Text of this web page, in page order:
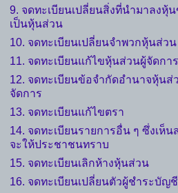
9. จดทะเบียนเปลี่ยนสิ่งที่นำมาลงหุ้
เป็นหุ้นส่วน
10. จดทะเบียนเปลี่ยนจำพวกหุ้นส่วน
11. จดทะเบียนแก้ไขหุ้นส่วนผู้จัดการ
12. จดทะเบียนข้อจำกัดอำนาจหุ้นส่
จัดการ
13. จดทะเบียนแก้ไขตรา
14. จดทะเบียนรายการอื่น ๆ ซึ่งเห็น
จะให้ประชาชนทราบ
15. จดทะเบียนเลิกห้างหุ้นส่วน
16. จดทะเบียนเปลี่ยนตัวผู้ชำระบัญชี